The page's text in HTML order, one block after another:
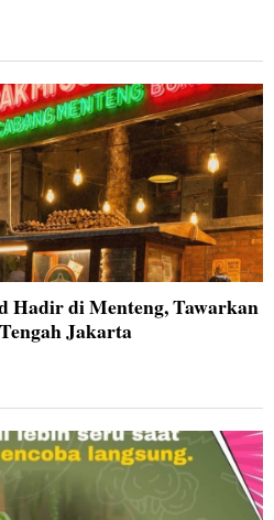
Hadir di Menteng, Tawarkan
Jakarta